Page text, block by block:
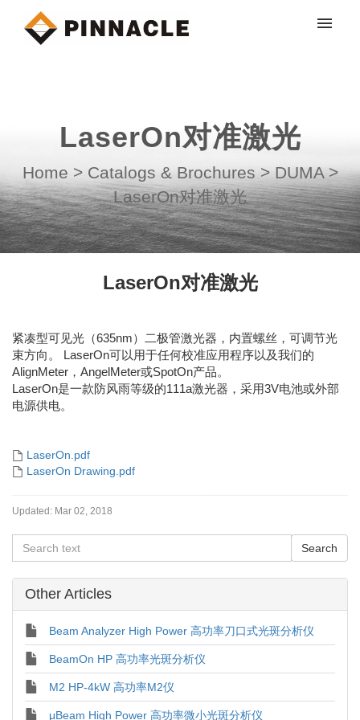
LaserOn对准激光
Home > Catalogs & Brochures > DUMA >
LaserOn对准激光
LaserOn对准激光
紧凑型可见光（635nm）二极管激光器，内置螺丝，可调节光
束方向。 LaserOn可以用于任何校准应用程序以及我们的
AlignMeter，AngelMeter或SpotOn产品。
LaserOn是一款防风雨等级的111a激光器，采用3V电池或外部
电源供电。
LaserOn.pdf
LaserOn Drawing.pdf
Updated: Mar 02, 2018
Other Articles
Beam Analyzer High Power 高功率刀口式光斑分析仪
BeamOn HP 高功率光斑分析仪
M2 HP-4kW 高功率M2仪
μBeam High Power 高功率微小光斑分析仪